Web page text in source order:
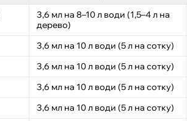
3,6 мл на 8–10 л води (1,5–4 л на
дерево)
3,6 мл на 10 л води (5 л на сотку)
3,6 мл на 10 л води (5 л на сотку)
3,6 мл на 10 л води (5 л на сотку)
3,6 мл на 10 л води (5 л на сотку)